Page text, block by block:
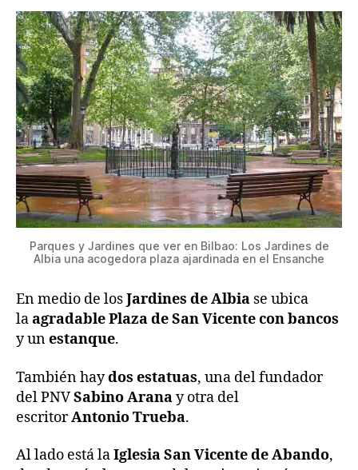
Parques y Jardines que ver en Bilbao: Los Jardines de
Albia una acogedora plaza ajardinada en el Ensanche
En medio de losJardines de Albia se ubica
laagradable Plaza de San Vicente con bancos
y unestanque.
También haydos estatuas, una del fundador
del PNVSabino Aranay otra del
escritorAntonio Trueba.
Al lado está laIglesia San Vicente de Abando,